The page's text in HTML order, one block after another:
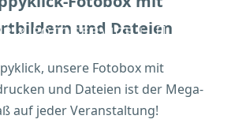
& FOTOSERVICE |
und Dateien
unsere Fotobox mit
und Dateien ist der Mega-
auf jeder Veranstaltung!